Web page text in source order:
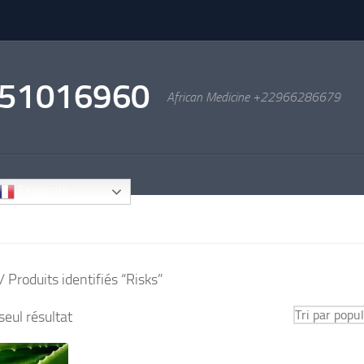
African Medicine +22966286679
/ Produits identifiés “Risks”
résultat